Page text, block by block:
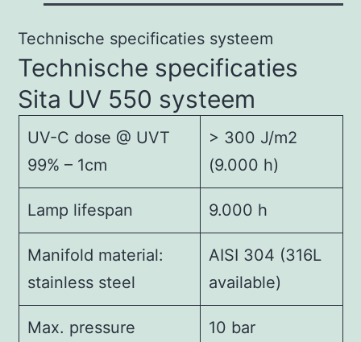
Technische specificaties systeem
Technische specificaties
Sita UV 550 systeem
UV-C dose @ UVT
99% – 1cm
> 300 J/m2
(9.000 h)
Lamp lifespan 9.000 h
Manifold material:
stainless steel
AISI 304 (316L
available)
Max. pressure 10 bar